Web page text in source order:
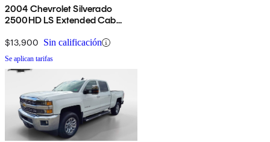
2004 Chevrolet Silverado
2500HD LS Extended Cab
$13,900 Sin calificación
Se aplican tarifas